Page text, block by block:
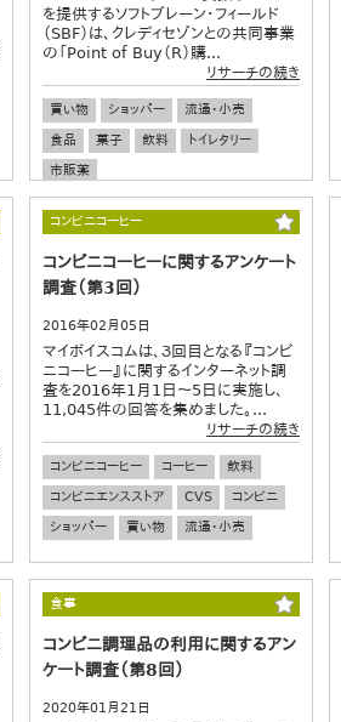
を提供するソフトブレーン・フィールド
（SBF）は、クレディセゾンとの共同事業
の「Point of Buy（R）購...
リサーチの続き
買い物 ショッパー
流通・小売
食品
菓子 飲料
トイレタリー
市販薬
コンビニコーヒー
コンビニコーヒーに関するアンケート
調査（第3回）
2016年02月05日
マイボイスコムは、３回目となる『コンビ
ニコーヒー』に関するインターネット調
査を2016年1月1日～5日に実施し、
11,045件の回答を集めました。...
リサーチの続き
コンビニコーヒー コーヒー
飲料
コンビニエンスストア
CVS
コンビニ
ショッパー
買い物 流通・小売
食事
コンビニ調理品の利用に関するアン
ケート調査（第8回）
2020年01月21日